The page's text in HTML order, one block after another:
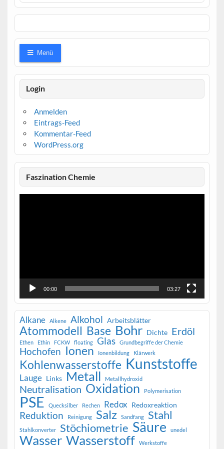
Menü
Login
Anmelden
Eintrags-Feed
Kommentar-Feed
WordPress.org
Faszination Chemie
00:00 03:27
Alkane Alkene Alkohol Arbeitsblätter
Atommodell Base Bohr Dichte Erdöl
Ethen Ethin FCKW floating Glas Grundbegriffe der Chemie
Hochofen Ionen Ionenbildung Klärwerk
Kohlenwasserstoffe Kunststoffe
Lauge Links Metall Metallhydroxid
Neutralisation Oxidation Polymerisation
PSE Quecksilber Rechen Redox Redoxreaktion
Reduktion Reinigung Salz Sandfang Stahl
Stahlkonverter Stöchiometrie Säure unedel
Wasser Wasserstoff Werkstoffe